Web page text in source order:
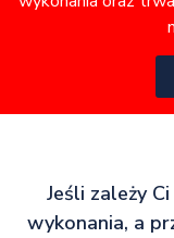
Jeśli zależy
wykonania, a